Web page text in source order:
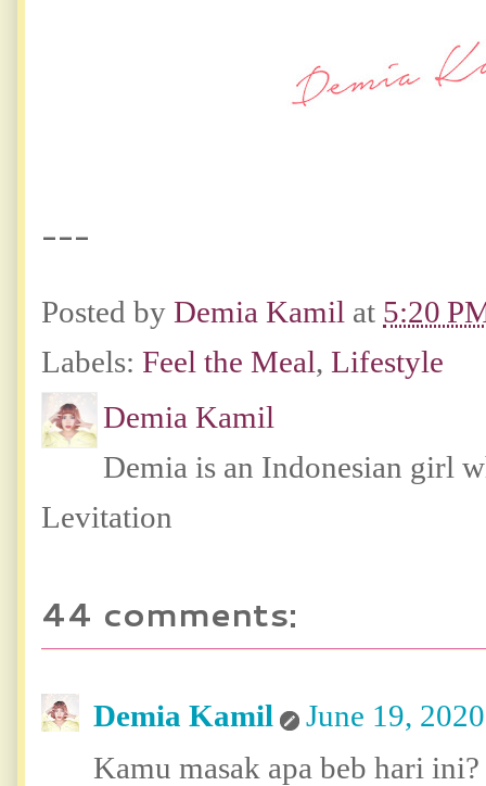
---
Posted by Demia Kamil at 5:20
Labels: Feel the Meal, Lifestyle
Demia Kamil
Demia is an Indonesian girl
Levitation
44 comments:
Demia Kamil
June 19,
Kamu masak apa beb hari ini?